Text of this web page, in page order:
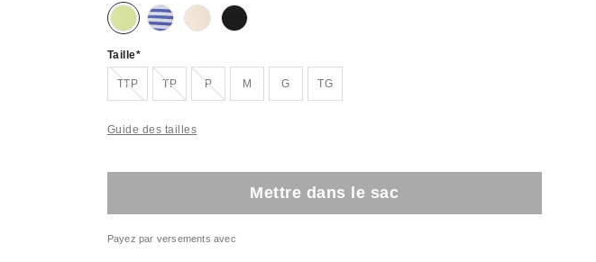
Taille
TTPÉpuiséTPÉpuiséPÉpuiséM G TG
Guide des tailles
Mettre dans le sac
Payez par versements avec